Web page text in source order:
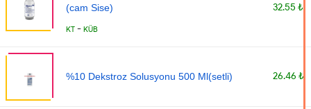
(cam Sise)
KT - KÜB
32.55 ₺
%10 Dekstroz Solusyonu 500 Ml(setli) 26.46 ₺